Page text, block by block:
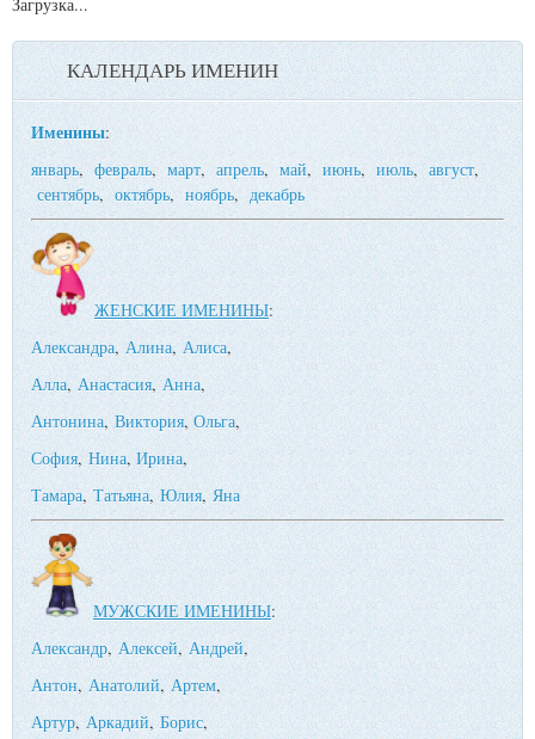
Загрузка...
КАЛЕНДАРЬ ИМЕНИН
Именины:
январь, февраль, март, апрель,май, июнь, июль,август,
сентябрь,октябрь, ноябрь,декабрь
ЖЕНСКИЕ ИМЕНИНЫ:
Александра,Алина,Алиса,
Алла,Анастасия,Анна,
Антонина,Виктория, Ольга,
София,Нина, Ирина,
Тамара,Татьяна,Юлия,Яна
МУЖСКИЕ ИМЕНИНЫ:
Александр, Алексей,Андрей,
Антон,Анатолий,Артем,
Артур,Аркадий,Борис,